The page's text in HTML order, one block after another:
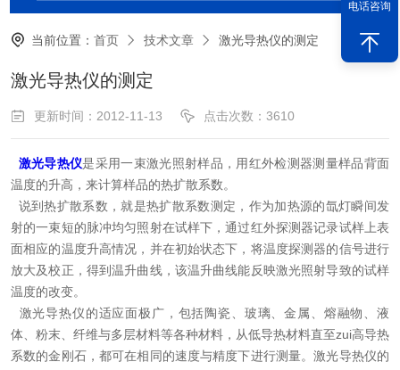
当前位置：首页 技术文章 激光导热仪的测定
激光导热仪的测定
更新时间：2012-11-13 点击次数：3610
激光导热仪是采用一束激光照射样品，用红外检测器测量样品背面
温度的升高，来计算样品的热扩散系数。
说到热扩散系数，就是热扩散系数测定，作为加热源的氙灯瞬间发
射的一束短的脉冲均匀照射在试样下，通过红外探测器记录试样上表
面相应的温度升高情况，并在初始状态下，将温度探测器的信号进行
放大及校正，得到温升曲线，该温升曲线能反映激光照射导致的试样
温度的改变。
激光导热仪的适应面极广，包括陶瓷、玻璃、金属、熔融物、液
体、粉末、纤维与多层材料等各种材料，从低导热材料直至zui高导热
系数的金刚石，都可在相同的速度与精度下进行测量。激光导热仪的
电话咨询